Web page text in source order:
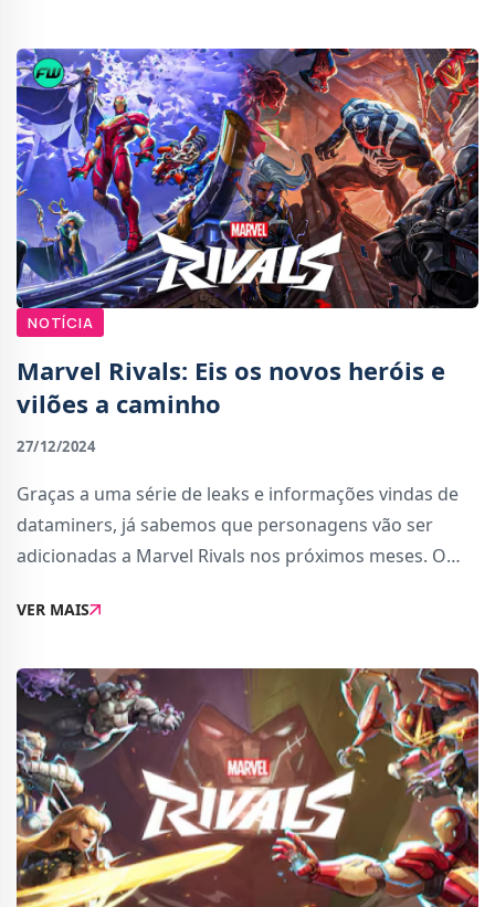
NOTÍCIA
Marvel Rivals: Eis os novos heróis e
vilões a caminho
27/12/2024
Graças a uma série de leaks e informações vindas de
dataminers, já sabemos que personagens vão ser
adicionadas a Marvel Rivals nos próximos meses. O
início da 1ª Temporada, que está prevista
VER MAIS